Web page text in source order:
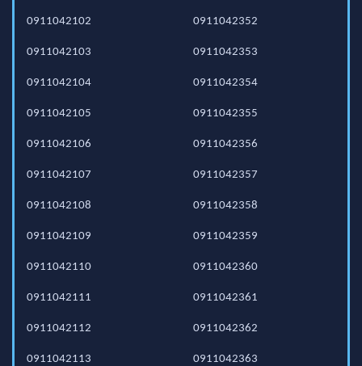
0911042102
0911042103
0911042104
0911042105
0911042106
0911042107
0911042108
0911042109
0911042110
0911042111
0911042112
0911042113
0911042352
0911042353
0911042354
0911042355
0911042356
0911042357
0911042358
0911042359
0911042360
0911042361
0911042362
0911042363